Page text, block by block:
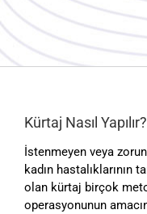
Kürtaj Nasıl Yapılır?
İstenmeyen veya
kadın hastalıklarının
olan kürtaj birçok
operasyonunun